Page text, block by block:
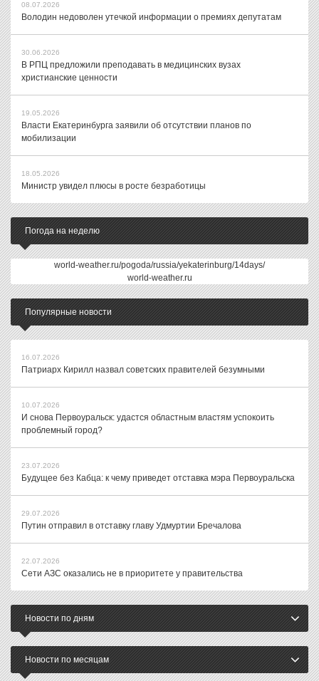
08.07.2026
Володин недоволен утечкой информации о премиях депутатам
30.06.2026
В РПЦ предложили преподавать в медицинских вузах
христианские ценности
19.05.2026
Власти Екатеринбурга заявили об отсутствии планов по
мобилизации
18.05.2026
Министр увидел плюсы в росте безработицы
Погода на неделю
world-weather.ru/pogoda/russia/yekaterinburg/14days/
world-weather.ru
Популярные новости
16.07.2026
Патриарх Кирилл назвал советских правителей безумными
10.07.2026
И снова Первоуральск: удастся областным властям успокоить
проблемный город?
23.07.2026
Будущее без Кабца: к чему приведет отставка мэра Первоуральска
29.07.2026
Путин отправил в отставку главу Удмуртии Бречалова
22.07.2026
Сети АЗС оказались не в приоритете у правительства
Новости по дням
Новости по месяцам